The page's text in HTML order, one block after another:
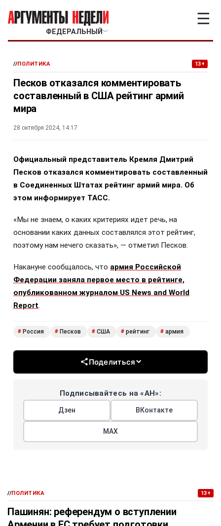
ФЕДЕРАЛЬНЫЙ ﹀
☰
//ПОЛИТИКА 13+
Песков отказался комментировать
составленный в США рейтинг армий
мира
28 октября 2024, 14:17
Официальный представитель Кремля Дмитрий
Песков отказался комментировать составленный
в Соединенных Штатах рейтинг армий мира. Об
этом информирует ТАСС.
«Мы не знаем, о каких критериях идет речь, на
основании каких данных составлялся этот рейтинг,
поэтому нам нечего сказать», — отметил Песков.
Накануне сообщалось, что армия Российской
Федерации заняла первое место в рейтинге,
опубликованном журналом US News and World
Report.
# Россия # Песков # США # рейтинг # армия
Поделиться
Подписывайтесь на «АН»:
Дзен ВКонтакте
МАХ
//ПОЛИТИКА 13+
Пашинян: референдум о вступлении